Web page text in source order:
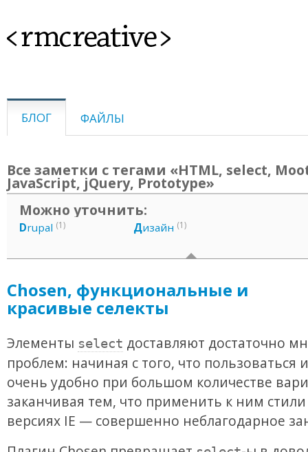
<rmcreative>
БЛОГ ФАЙЛЫ
Все заметки с тегами «HTML, select,
JavaScript, jQuery, Prototype»
Можно уточнить:
Drupal (1) Дизайн (1)
Chosen, функциональные и
красивые селекты
Элементы select доставляют достаточно
проблем: начиная с того, что пользоваться
очень удобно при большом количестве
заканчивая тем, что применить к ним
версиях IE — совершенно неблагодарное